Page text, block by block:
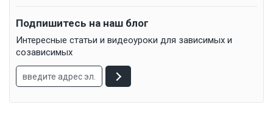
Подпишитесь на наш блог
Интересные статьи и видеоуроки для зависимых и
созависимых